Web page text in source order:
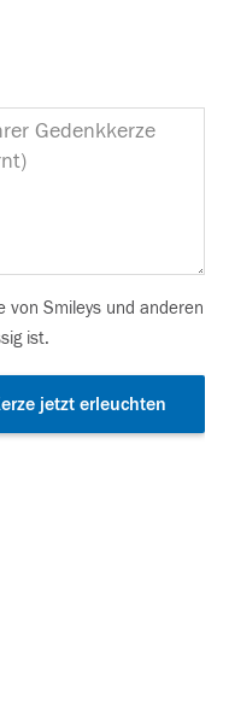
von Smileys und anderen
ist.
jetzt erleuchten